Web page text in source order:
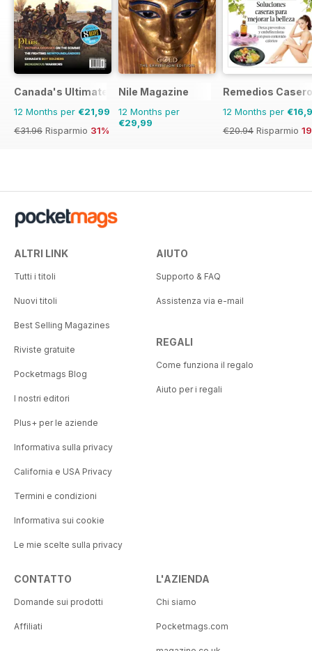
Canada's Ultimate Story
12 Months per €21,99
€31.96 Risparmio 31%
Nile Magazine
12 Months per
€29,99
Remedios
12 Months per
€20.94 Risparmio
ALTRI LINK
Tutti i titoli
Nuovi titoli
Best Selling Magazines
Riviste gratuite
Pocketmags Blog
I nostri editori
Plus+ per le aziende
Informativa sulla privacy
California e USA Privacy
Termini e condizioni
Informativa sui cookie
Le mie scelte sulla privacy
AIUTO
Supporto & FAQ
Assistenza via e-mail
REGALI
Come funziona il regalo
Aiuto per i regali
CONTATTO
Domande sui prodotti
Affiliati
L'AZIENDA
Chi siamo
Pocketmags.com